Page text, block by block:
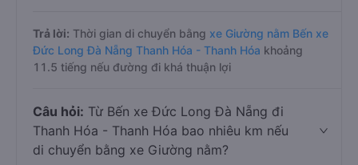
Trả lời: Thời gian di chuyển bằng xe Giường nằm Bến xe
Đức Long Đà Nẵng Thanh Hóa - Thanh Hóa khoảng
11.5 tiếng nếu đường đi khá thuận lợi
Câu hỏi: Từ Bến xe Đức Long Đà Nẵng đi
Thanh Hóa - Thanh Hóa bao nhiêu km nếu
di chuyển bằng xe Giường nằm?